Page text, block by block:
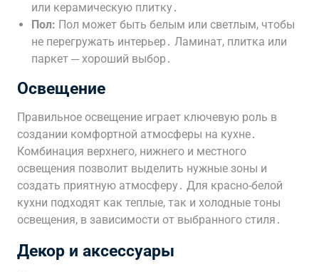
или керамическую плитку․
Пол: Пол может быть белым или светлым, чтобы
не перегружать интерьер․ Ламинат, плитка или
паркет ─ хороший выбор․
Освещение
Правильное освещение играет ключевую роль в
создании комфортной атмосферы на кухне․
Комбинация верхнего, нижнего и местного
освещения позволит выделить нужные зоны и
создать приятную атмосферу․ Для красно-белой
кухни подходят как теплые, так и холодные тоны
освещения, в зависимости от выбранного стиля․
Декор и аксессуары